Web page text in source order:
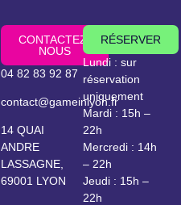
CONTACTEZ-
NOUS
04 82 83 92 87
contact@gameinlyon.fr
14 QUAI
ANDRE
LASSAGNE,
69001 LYON
RÉSERVER
Lundi : sur
réservation
uniquement
Mardi : 15h –
22h
Mercredi : 14h
– 22h
Jeudi : 15h –
22h